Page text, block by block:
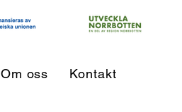
Om oss Kontakt